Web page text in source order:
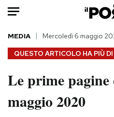
HOME
Italia
Politica
QUESTO ARTICOLO HA PIÙ DI
MEDIA Mercoledì 6 maggio
Le prime
maggio 2020